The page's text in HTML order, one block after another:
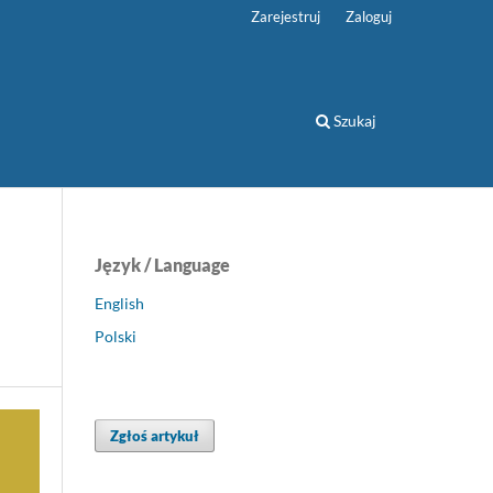
Szukaj
Zarejestruj Zaloguj
Język / Language
English
Polski
Zgłoś artykuł